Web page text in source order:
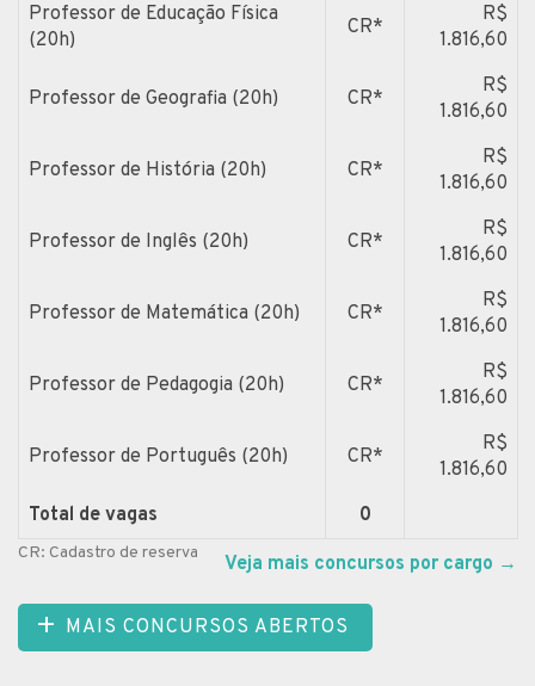
Professor de Educação Física
(20h)
CR*
R$
1.816,60
Professor de Geografia (20h) CR*
R$
1.816,60
Professor de História (20h) CR*
R$
1.816,60
Professor de Inglês (20h) CR*
R$
1.816,60
Professor de Matemática (20h) CR*
R$
1.816,60
Professor de Pedagogia (20h) CR*
R$
1.816,60
Professor de Português (20h) CR*
R$
1.816,60
Total de vagas
0
CR: Cadastro de reserva Veja mais concursos por cargo →
MAIS CONCURSOS ABERTOS